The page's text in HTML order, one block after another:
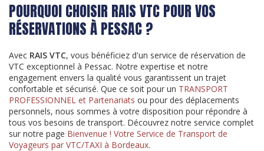
POURQUOI CHOISIR RAIS VTC POUR VOS
RÉSERVATIONS À PESSAC ?
Avec RAIS VTC, vous bénéficiez d'un service de réservation de
VTC exceptionnel à Pessac. Notre expertise et notre
engagement envers la qualité vous garantissent un trajet
confortable et sécurisé. Que ce soit pour un TRANSPORT
PROFESSIONNEL et Partenariats ou pour des déplacements
personnels, nous sommes à votre disposition pour répondre à
tous vos besoins de transport. Découvrez notre service complet
sur notre page Bienvenue ! Votre Service de Transport de
Voyageurs par VTC/TAXI à Bordeaux.